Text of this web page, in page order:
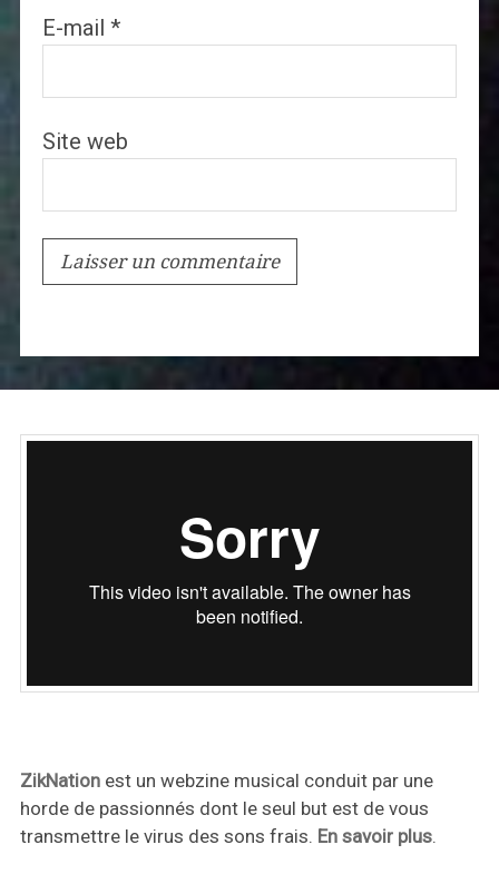
E-mail *
Site web
ZikNationest un webzine musical conduit par une
horde de passionnés dont le seul but est de vous
transmettre le virus des sons frais. En savoir plus.